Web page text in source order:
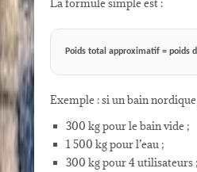
La formule simple est :
Poids total approximatif = poids
Exemple : si un bain
300 kg pour le bain vide ;
1 500 kg pour l’eau ;
300 kg pour 4 utilisateurs ;